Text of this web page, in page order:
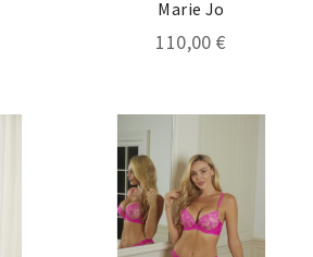
Marie Jo
110,00 €